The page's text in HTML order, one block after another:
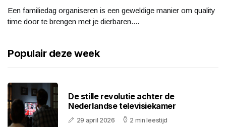
Een familiedag organiseren is een geweldige manier om quality
time door te brengen met je dierbaren....
Populair deze week
De stille revolutie achter de
Nederlandse televisiekamer
29 april 2026 2 min leestijd